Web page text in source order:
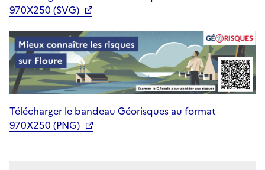
970X250 (SVG)
Télécharger le bandeau Géorisques au format
970X250 (PNG)